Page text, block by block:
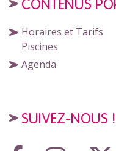
CONTENUS
Horaires et Tarifs
Piscines
Agenda
SUIVEZ-NOUS !